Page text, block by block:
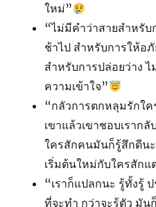
ใหม่”
“ไม่มีคำว่าสายสำหรับ
ช้าไป สำหรับการให้อ
สำหรับการปล่อยว่าง
ความเข้าใจ”
“กลัวการตกหลุมรัก​ใ
เขาแล้วเขาชอบเราก
ใครสักคนมันก็รู้สึกดีน
เริ่มต้นใหม่กับใครสักแ
“เราก็แปลกนะ รู้ทั้งรู้
ที่จะทำ กว่าจะรู้ตัว มัน